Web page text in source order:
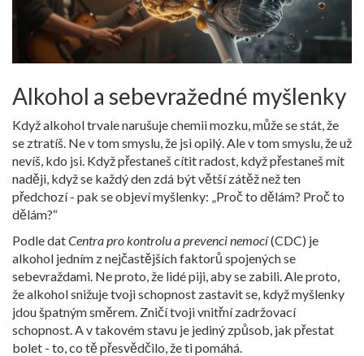
Alkohol a sebevražedné myšlenky
Když alkohol trvale narušuje chemii mozku, může se stát, že
se ztratíš. Ne v tom smyslu, že jsi opilý. Ale v tom smyslu, že už
nevíš, kdo jsi. Když přestaneš cítit radost, když přestaneš mít
naději, když se každý den zdá být větší zátěž než ten
předchozí - pak se objeví myšlenky: „Proč to dělám? Proč to
dělám?“
Podle datCentra pro kontrolu a prevenci nemocí(CDC) je
alkohol jedním z nejčastějších faktorů spojených se
sebevraždami. Ne proto, že lidé piji, aby se zabili. Ale proto,
že alkohol snižuje tvoji schopnost zastavit se, když myšlenky
jdou špatným směrem. Zničí tvoji vnitřní zadržovací
schopnost. A v takovém stavu je jediný způsob, jak přestat
bolet - to, co tě přesvědčilo, že ti pomáhá.